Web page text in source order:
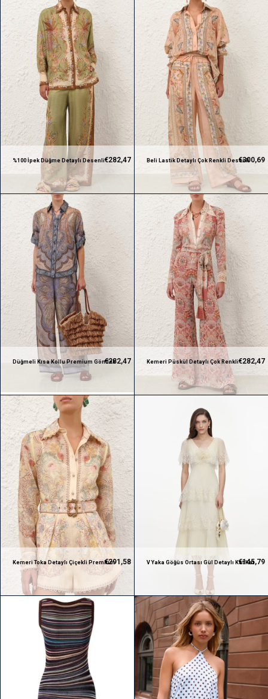
%100 İpek Düğme Detaylı Desenli
Premium Gömlek ve Pantolon Takım
€282,47
Beli Lastik Detaylı Çok Renkli Desenli
Premium Gömlek ve Pantolon Takım
€300,69
Düğmeli Kısa Kollu Premium Gömlek
ve Beli Lastikli Pantolon Takım
€282,47
Kemeri Püskül Detaylı Çok Renkli
Premium Gömlek ve Pantolon Takım
€282,47
Kemeri Toka Detaylı Çiçekli Premium€291,58
V Yaka Göğüs Ortası Gül Detaylı Kat Kat
€145,79